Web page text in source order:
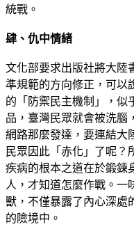
統戰。
肆、仇中情緒
文化部要求出版社將大陸
準規範的方向修正，可以
的「防禦民主機制」，似
品，臺灣民眾就會被洗腦
網路那麼發達，要連結大
民眾因此「赤化」了呢？
疾病的根本之道在於鍛鍊
人，才知道怎麼作戰。一
獸，不僅暴露了內心深處
的險境中。